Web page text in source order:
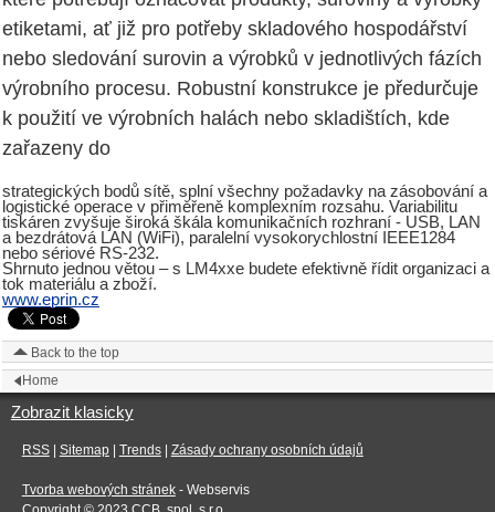
etiketami, ať již pro potřeby skladového hospodářství
nebo sledování surovin a výrobků v jednotlivých fázích
výrobního procesu. Robustní konstrukce je předurčuje
k použití ve výrobních halách nebo skladištích, kde
zařazeny do
strategických bodů sítě, splní všechny požadavky na zásobování a
logistické operace v přiměřeně komplexním rozsahu. Variabilitu
tiskáren zvyšuje široká škála komunikačních rozhraní - USB, LAN
a bezdrátová LAN (WiFi), paralelní vysokorychlostní IEEE1284
nebo sériové RS-232.
Shrnuto jednou větou – s LM4xxe budete efektivně řídit organizaci a
tok materiálu a zboží.
www.eprin.cz
Back to the top
Home
Zobrazit klasicky
RSS| Sitemap| Trends| Zásady ochrany osobních údajů
Tvorba webových stránek- Webservis